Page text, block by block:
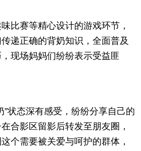
比赛等精心设计的游戏环节，
递正确的背奶知识，全面普及
现场妈妈们纷纷表示受益匪
”状态深有感受，纷纷分享自己的
合影区留影后转发至朋友圈，
个需要被关爱与呵护的群体，